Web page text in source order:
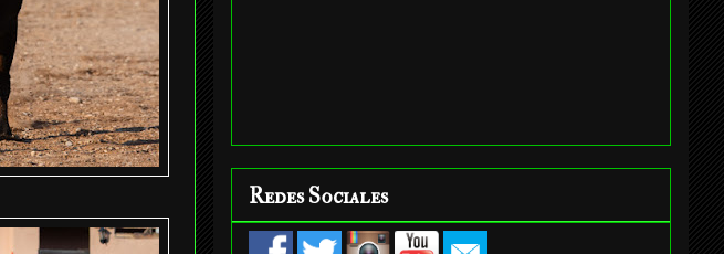
Redes Sociales